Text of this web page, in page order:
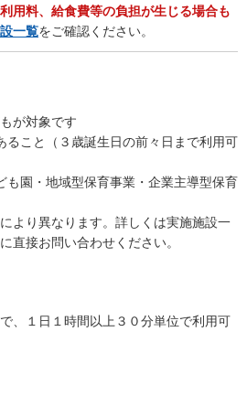
用料、給食費等の負担が生じる場合も
一覧をご確認ください。
が対象です
ること（３歳誕生日の前々日まで利用可
も園・地域型保育事業・企業主導型保育
より異なります。詳しくは実施施設一
直接お問い合わせください。
、１日１時間以上３０分単位で利用可